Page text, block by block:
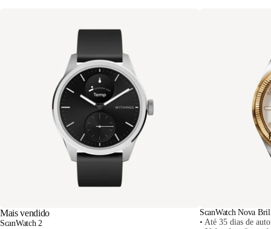
Mais vendido
ScanWatch 2
ScanWatch Nova
• Até 35 dias de